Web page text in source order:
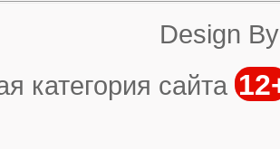
Design
категория сайта